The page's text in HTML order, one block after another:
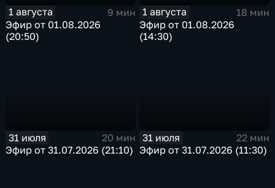
1 августа
9 мин
Эфир от 01.08.2026
(20:50)
1 августа
18 мин
Эфир от 01.08.2026
(14:30)
31 июля
20 мин
Эфир от 31.07.2026 (21:10)
31 июля
22 мин
Эфир от 31.07.2026 (11:30)